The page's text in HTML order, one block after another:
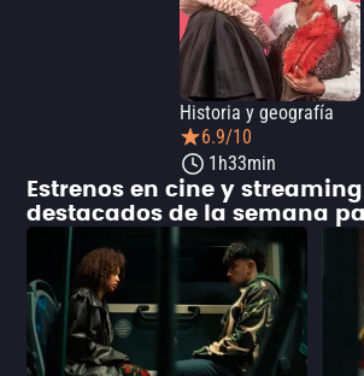
Historia y geografía
6.9/10
1h33min
Estrenos en cine y
destacados de la semana